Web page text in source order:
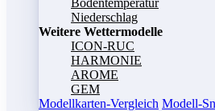
Bodentemperatur
Niederschlag
Weitere Wettermodelle
ICON-RUC
HARMONIE
AROME
GEM
Modellkarten-Vergleich Modell-